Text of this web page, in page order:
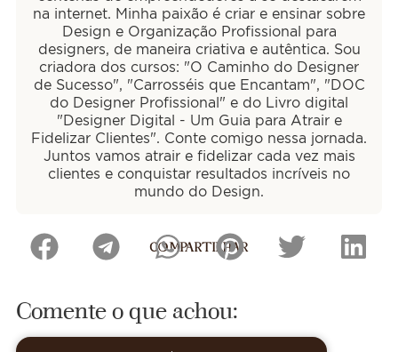
na internet. Minha paixão é criar e ensinar sobre
Design e Organização Profissional para
designers, de maneira criativa e autêntica. Sou
criadora dos cursos: "O Caminho do Designer
de Sucesso", "Carrosséis que Encantam", "DOC
do Designer Profissional" e do Livro digital
"Designer Digital - Um Guia para Atrair e
Fidelizar Clientes". Conte comigo nessa jornada.
Juntos vamos atrair e fidelizar cada vez mais
clientes e conquistar resultados incríveis no
mundo do Design.
COMPARTILHAR
Comente o que achou: